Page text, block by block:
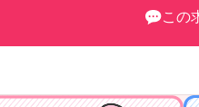
は3日まで。
とに『中途入社向け支援マニ
この